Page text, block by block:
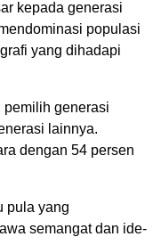
kepada generasi
populasi
yang dihadapi
pemilih generasi
lainnya.
dengan 54 persen
pula yang
semangat dan ide-